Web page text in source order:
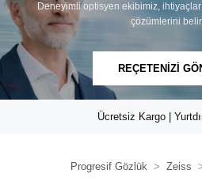
Deneyimli optisyen ekibimiz,
çözümlerini
REÇETENİZİ
Ücretsiz Kargo |
Progresif Gözlük Zeiss